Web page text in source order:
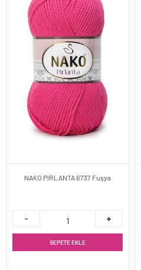
NAKO PIRLANTA 6737 Fuşya
SEPETE EKLE